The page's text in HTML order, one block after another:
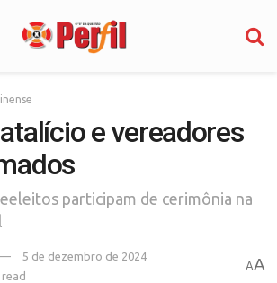
e vereadores
participam de cerimônia na
5 de dezembro de 2024
read
AA